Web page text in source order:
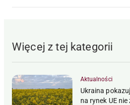
Więcej z tej kategorii
Aktualności
Ukraina
na rynek UE nie